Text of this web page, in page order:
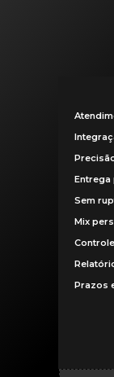
Entrega
Sem
Mix
Prazos